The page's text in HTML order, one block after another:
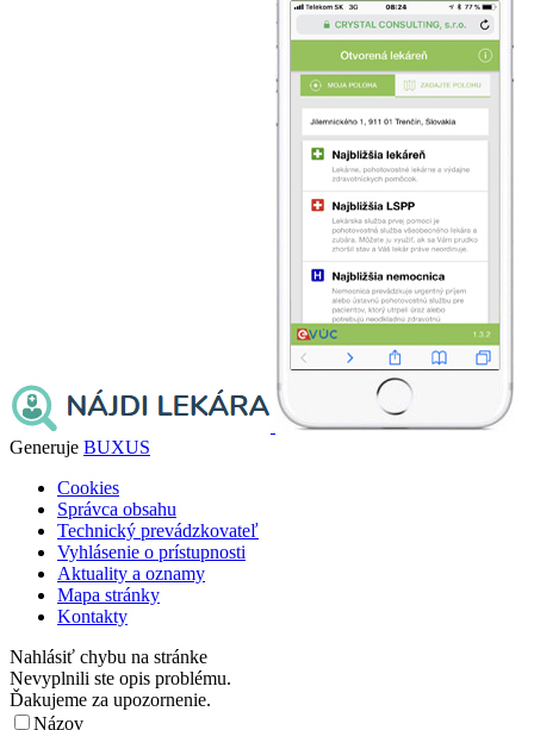
Generuje BUXUS
Cookies
Správca obsahu
Technický prevádzkovateľ
Vyhlásenie o prístupnosti
Aktuality a oznamy
Mapa stránky
Kontakty
Nahlásiť chybu na stránke
Nevyplnili ste opis problému.
Ďakujeme za upozornenie.
Názov